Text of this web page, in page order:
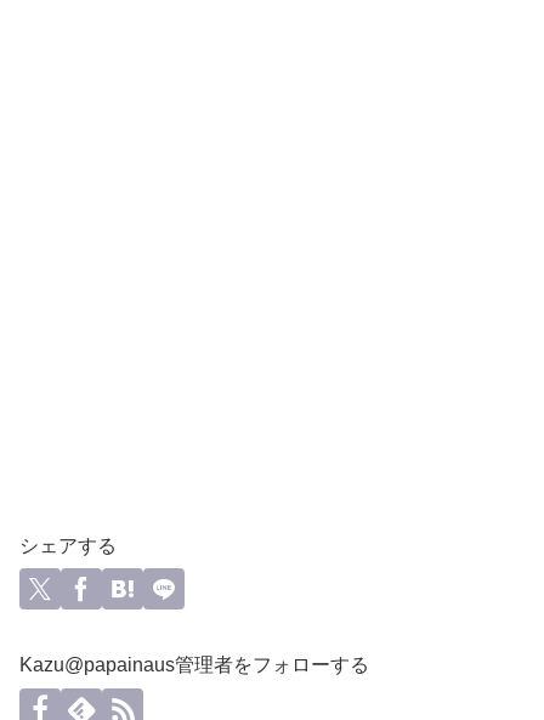
シェアする
Kazu@papainaus管理者をフォローする